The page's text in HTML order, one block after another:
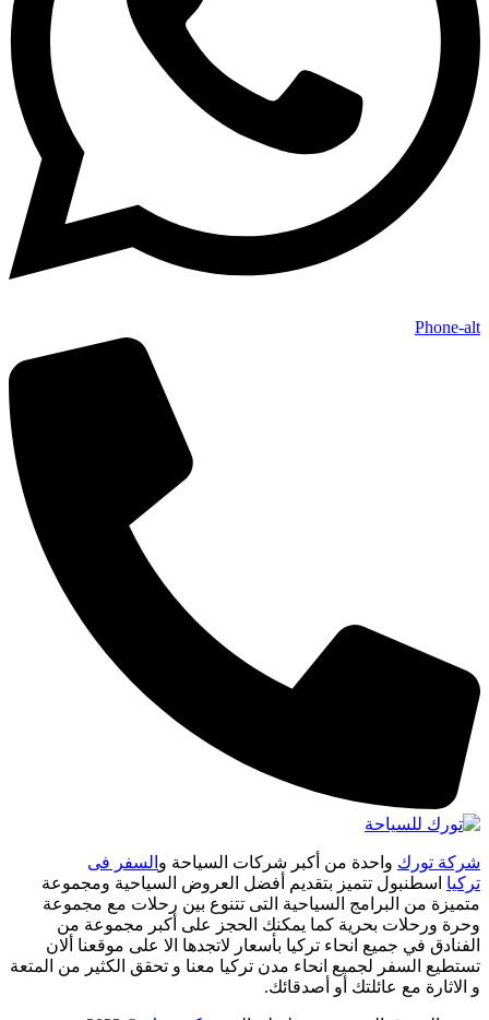
Phone-alt
شركة تورك واحدة من أكبر شركات السياحة و السفر فى
تركيا اسطنبول تتميز بتقديم أفضل العروض السياحية ومجموعة
متميزة من البرامج السياحية التى تتنوع بين رحلات مع مجموعة
وحرة ورحلات بحرية كما يمكنك الحجز على أكبر مجموعة من
الفنادق في جميع انحاء تركيا بأسعار لاتجدها الا على موقعنا ألان
تستطيع السفر لجميع انحاء مدن تركيا معنا و تحقق الكثير من المتعة
و الاثارة مع عائلتك أو أصدقائك.